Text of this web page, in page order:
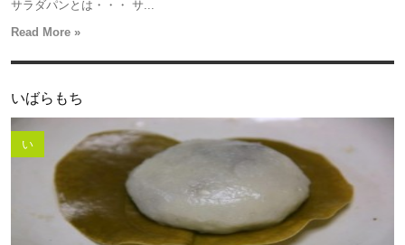
サラダパンとは・・・ サ...
Read More »
いばらもち
い